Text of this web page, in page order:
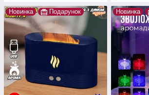
Новинка Подарунок Новинка